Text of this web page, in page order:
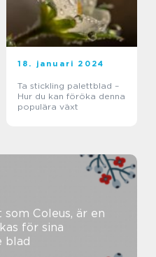
18. januari 2024
Ta stickling palettblad –
Hur du kan föröka denna
populära växt
Coleus, är en
för sina
blad